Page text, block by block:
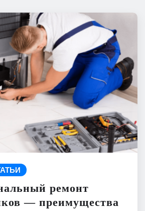
ремонт
— преимущества